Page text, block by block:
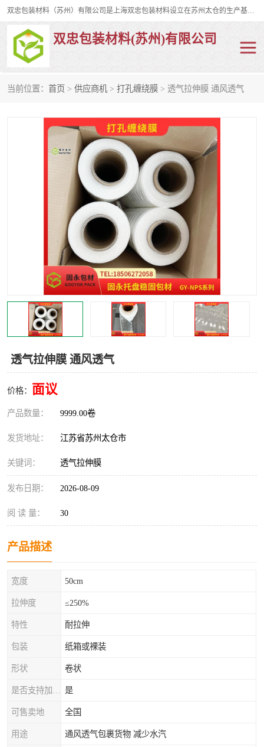
双忠包装材料（苏州）有限公司是上海双忠包装材料设立在苏州太仓的生产基地，占地约2万平米，产品主要有打孔缠绕膜，拉伸蜂窝纸，集装箱充气袋，滑托板，打包带，裹包网兜，防滑纸等箱体和托盘的运输和保护性包材。固永包材®，GooYon Pack®，是我们保护性包装材料的专属品牌。
双忠包装材料(苏州)有限公司
当前位置： 首页 > 供应商机 > 打孔缠绕膜 > 透气拉伸膜 通风透气
透气拉伸膜 通风透气
价格： 面议
产品数量： 9999.00卷
发货地址： 江苏省苏州太仓市
关键词： 透气拉伸膜
发布日期： 2026-08-09
阅 读 量： 30
产品描述
宽度 50cm
拉伸度 ≤250%
特性 耐拉伸
包装 纸箱或裸装
形状 卷状
是
可售卖地 全国
用途 通风透气包裹货物 减少水汽
裹包网兜 纤维打包带
充气袋
缠绕膜
托盘裹包网兜
托盘捆绑带